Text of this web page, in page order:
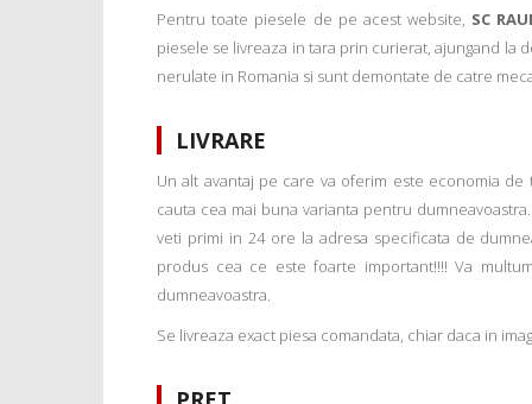
Pentru toate piesele de pe acest website, SC
piesele se livreaza in tara prin curierat, ajungand la
nerulate in Romania si sunt demontate de catre
LIVRARE
Un alt avantaj pe care va oferim este economia
cauta cea mai buna varianta pentru
veti primi in 24 ore la adresa specificata de
produs cea ce este foarte important!!!! Va
dumneavoastra.
Se livreaza exact piesa comandata, chiar daca in